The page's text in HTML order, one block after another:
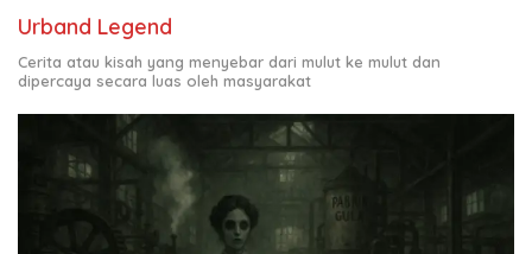
Urband Legend
Cerita atau kisah yang menyebar dari mulut ke mulut dan
dipercaya secara luas oleh masyarakat